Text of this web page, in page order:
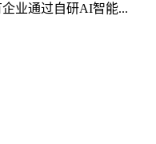
业通过自研AI智能...